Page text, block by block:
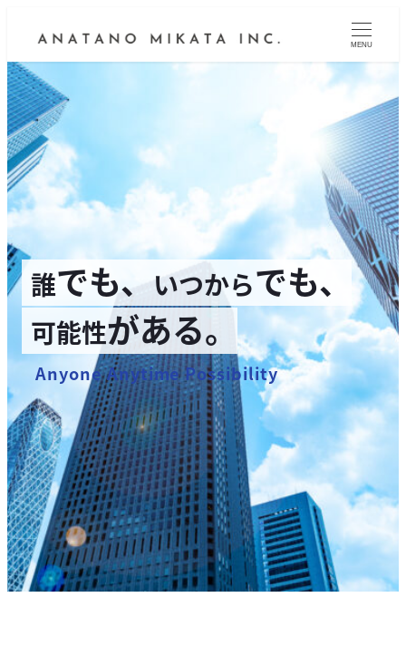
MENU
誰でも、いつからでも、
可能性がある。
Anyone Anytime Possibility